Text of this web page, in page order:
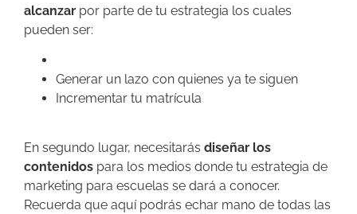
alcanzar por parte de tu estrategia los cuales
pueden ser:
Generar un lazo con quienes ya te siguen
Incrementar tu matrícula
En segundo lugar, necesitarás diseñar los
contenidos para los medios donde tu estrategia de
marketing para escuelas se dará a conocer.
Recuerda que aquí podrás echar mano de todas las